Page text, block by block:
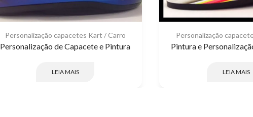
Personalização capacetes Kart / Carro
Personalização de Capacete e Pintura
LEIA MAIS
Personalização
Pintura e
LEIA MAIS